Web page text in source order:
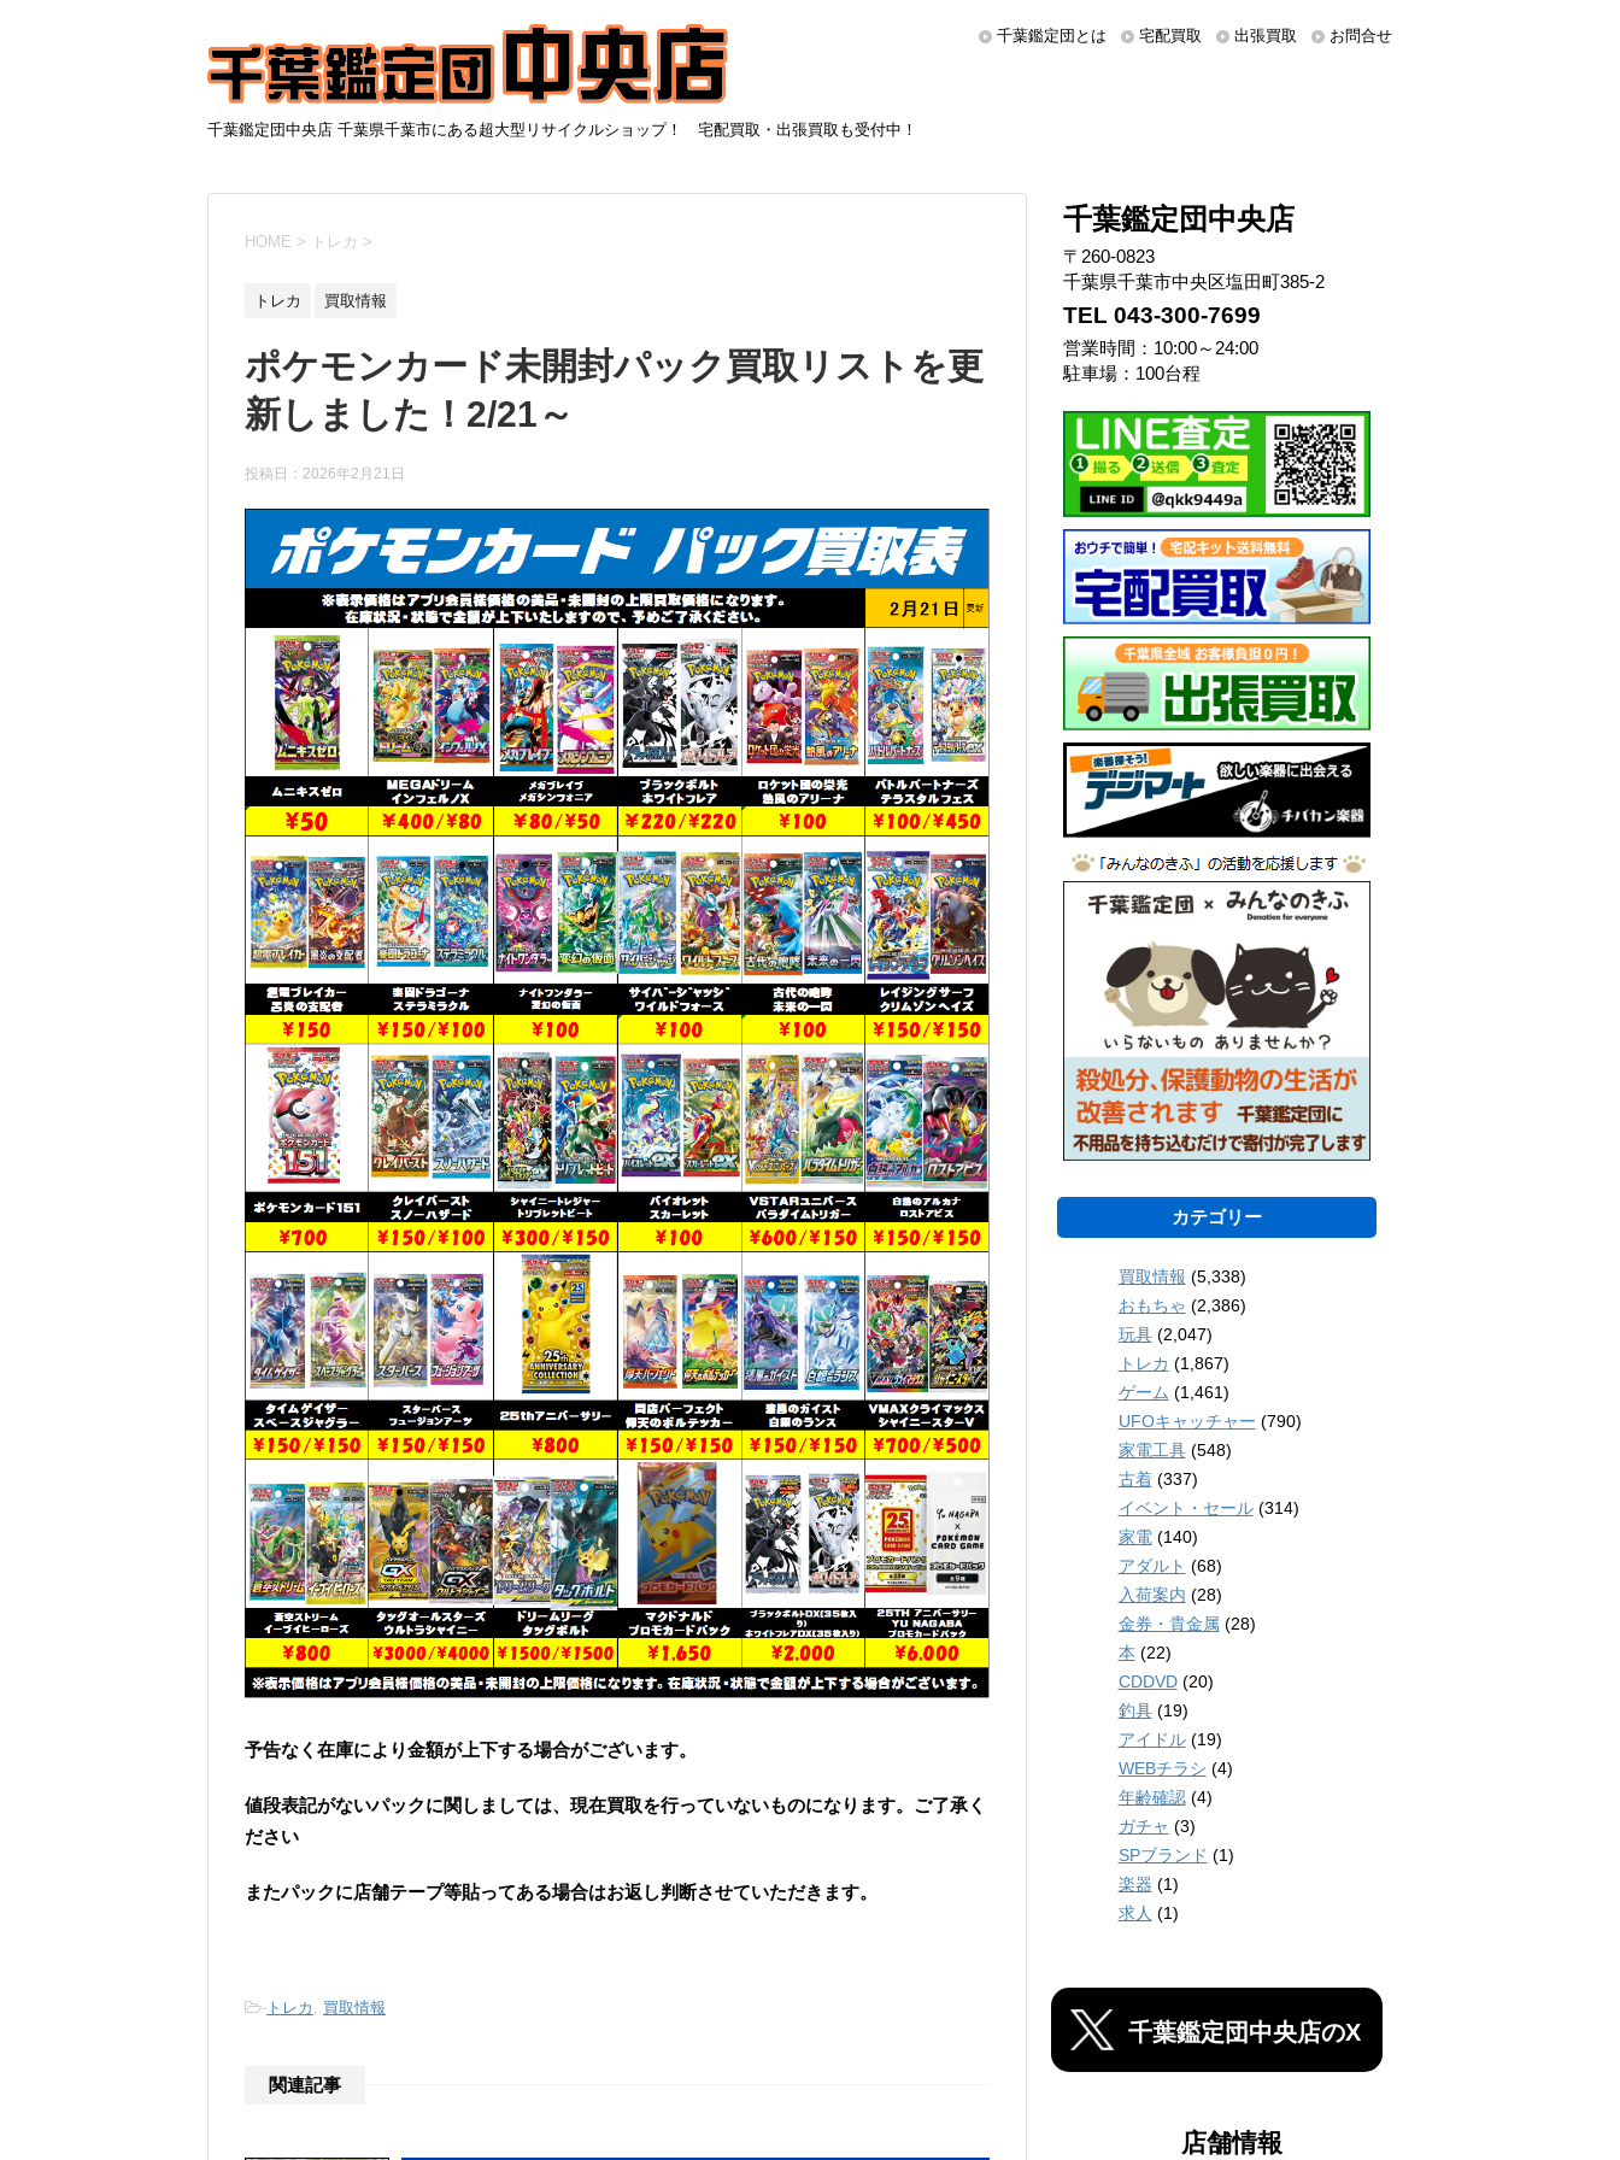
千葉鑑定団中央店 千葉県千葉市にある超大型リサイクルショップ！ 宅配買取・出張買取も受付中！
千葉鑑定団とは 宅配買取 出張買取 お問合せ
HOME > トレカ >
トレカ 買取情報
ポケモンカード未開封パック買取リストを更
新しました！2/21～
投稿日： 2026年2月21日
予告なく在庫により金額が上下する場合がございます。
値段表記がないパックに関しましては、現在買取を行っていないものになります。ご了承く
ださい
またパックに店舗テープ等貼ってある場合はお返し判断させていただきます。
- トレカ , 買取情報
関連記事
千葉鑑定団中央店
〒260-0823
千葉県千葉市中央区塩田町385-2
TEL 043-300-7699
営業時間：10:00～24:00
駐車場：100台程
カテゴリー
買取情報 (5,338)
おもちゃ (2,386)
玩具(2,047)
トレカ (1,867)
ゲーム (1,461)
UFOキャッチャー (790)
家電工具(548)
古着(337)
イベント・セール(314)
家電(140)
アダルト (68)
入荷案内 (28)
金券・貴金属 (28)
本 (22)
CDDVD(20)
釣具(19)
アイドル(19)
WEBチラシ (4)
年齢確認(4)
ガチャ (3)
SPブランド (1)
楽器 (1)
求人 (1)
千葉鑑定団中央店のX
店舗情報